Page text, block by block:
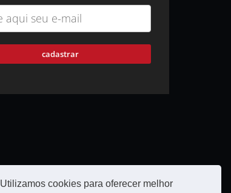
Utilizamos cookies para oferecer melhor
cadastrar